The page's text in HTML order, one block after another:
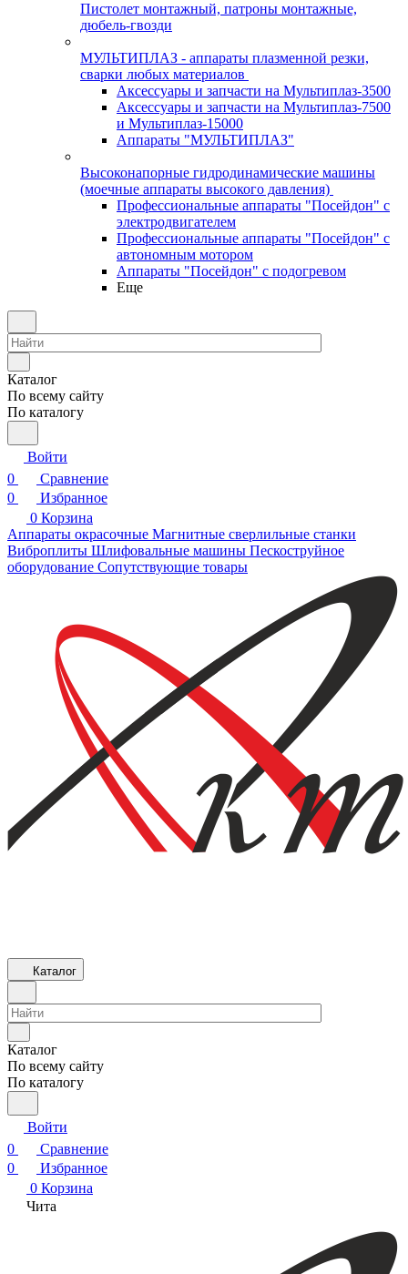
Пистолет монтажный, патроны монтажные,
дюбель-гвозди
МУЛЬТИПЛАЗ - аппараты плазменной резки,
сварки любых материалов
Аксессуары и запчасти на Мультиплаз-3500
Аксессуары и запчасти на Мультиплаз-7500
и Мультиплаз-15000
Аппараты "МУЛЬТИПЛАЗ"
Высоконапорные гидродинамические машины
(моечные аппараты высокого давления)
Профессиональные аппараты "Посейдон" с
электродвигателем
Профессиональные аппараты "Посейдон" с
автономным мотором
Аппараты "Посейдон" с подогревом
Еще
Каталог
По всему сайту
По каталогу
Войти
0
Сравнение
0
Избранное
0 Корзина
Аппараты окрасочные Магнитные сверлильные станки
Виброплиты Шлифовальные машины Пескоструйное
оборудование Сопутствующие товары
Каталог
Каталог
По всему сайту
По каталогу
Войти
0
Сравнение
0
Избранное
0 Корзина
Чита